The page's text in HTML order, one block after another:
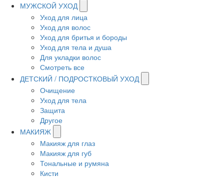
МУЖСКОЙ УХОД
Уход для лица
Уход для волос
Уход для бритья и бороды
Уход для тела и душа
Для укладки волос
Смотреть все
ДЕТСКИЙ / ПОДРОСТКОВЫЙ УХОД
Очищение
Уход для тела
Защита
Другое
МАКИЯЖ
Макияж для глаз
Макияж для губ
Тональные и румяна
Кисти